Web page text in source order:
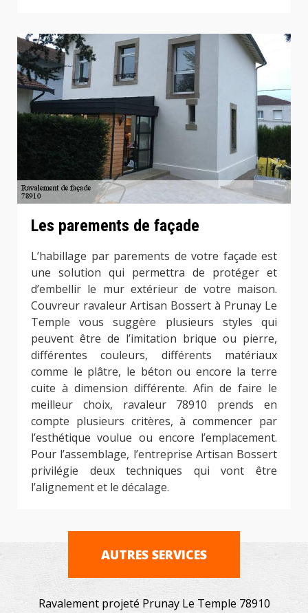
Les parements de façade
L’habillage par parements de votre façade est
une solution qui permettra de protéger et
d’embellir le mur extérieur de votre maison.
Couvreur ravaleur Artisan Bossert à Prunay Le
Temple vous suggère plusieurs styles qui
peuvent être de l’imitation brique ou pierre,
différentes couleurs, différents matériaux
comme le plâtre, le béton ou encore la terre
cuite à dimension différente. Afin de faire le
meilleur choix, ravaleur 78910 prends en
compte plusieurs critères, à commencer par
l’esthétique voulue ou encore l’emplacement.
Pour l’assemblage, l’entreprise Artisan Bossert
privilégie deux techniques qui vont être
l’alignement et le décalage.
AUTRES SERVICES
Ravalement projeté Prunay Le Temple 78910